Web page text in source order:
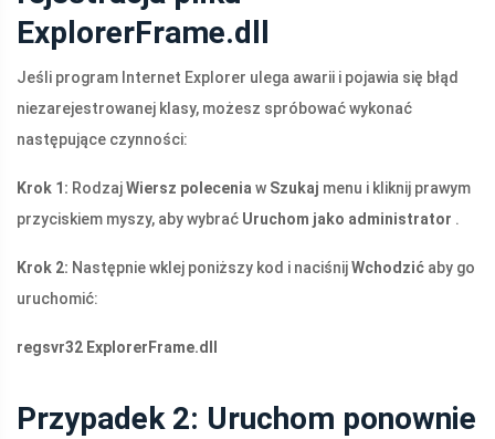
ExplorerFrame.dll
Jeśli program Internet Explorer ulega awarii i pojawia się błąd
niezarejestrowanej klasy, możesz spróbować wykonać
następujące czynności:
Krok 1: RodzajWiersz polecenia w Szukaj menu i kliknij prawym
przyciskiem myszy, aby wybrać Uruchom jako administrator .
Krok 2: Następnie wklej poniższy kod i naciśnijWchodzić aby go
uruchomić:
regsvr32 ExplorerFrame.dll
Przypadek 2: Uruchom ponownie